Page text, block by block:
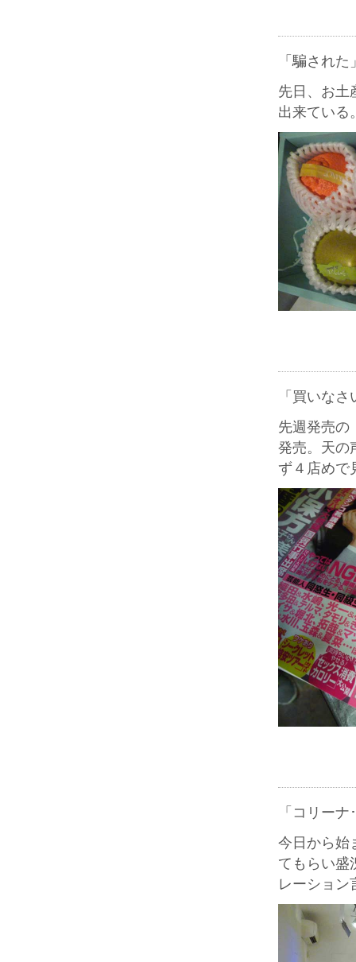
「騙された
先日、お土
出来ている
「買いな
先週発売の
発売。天の
ず４店めで
「コリー
今日から始
てもらい盛
レーション